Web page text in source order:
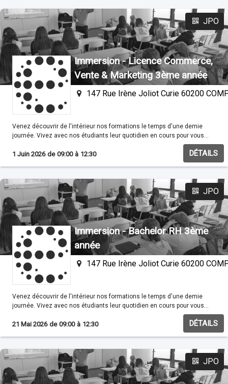
JPO
Immersion - Licence Commerce,
Vente & Marketing 3ème année
147 Rue Irène Joliot Curie 60200
Venez découvrir de l'intérieur nos formations le temps d'une demie
journée. Vivez avec nos étudiants leur quotidien en cours pour vous
1 Juin 2026 de 09:00 à 12:30 DÉTAILS
JPO
Immersion - Bachelor RH 3ème
année
147 Rue Irène Joliot Curie 60200
Venez découvrir de l'intérieur nos formations le temps d'une demie
journée. Vivez avec nos étudiants leur quotidien en cours pour vous
21 Mai 2026 de 09:00 à 12:30 DÉTAILS
JPO